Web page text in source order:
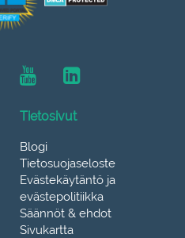
Tietosivut
Blogi
Tietosuojaseloste
Evästekäytäntö ja
evästepolitiikka
Säännöt & ehdot
Sivukartta